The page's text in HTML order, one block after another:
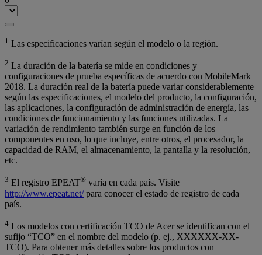
1 Las especificaciones varían según el modelo o la región.
2 La duración de la batería se mide en condiciones y
configuraciones de prueba específicas de acuerdo con MobileMark
2018. La duración real de la batería puede variar considerablemente
según las especificaciones, el modelo del producto, la configuración,
las aplicaciones, la configuración de administración de energía, las
condiciones de funcionamiento y las funciones utilizadas. La
variación de rendimiento también surge en función de los
componentes en uso, lo que incluye, entre otros, el procesador, la
capacidad de RAM, el almacenamiento, la pantalla y la resolución,
etc.
3 El registro EPEAT® varía en cada país. Visite
http://www.epeat.net/para conocer el estado de registro de cada
país.
4 Los modelos con certificación TCO de Acer se identifican con el
sufijo “TCO” en el nombre del modelo (p. ej., XXXXXX-XX-
TCO). Para obtener más detalles sobre los productos con